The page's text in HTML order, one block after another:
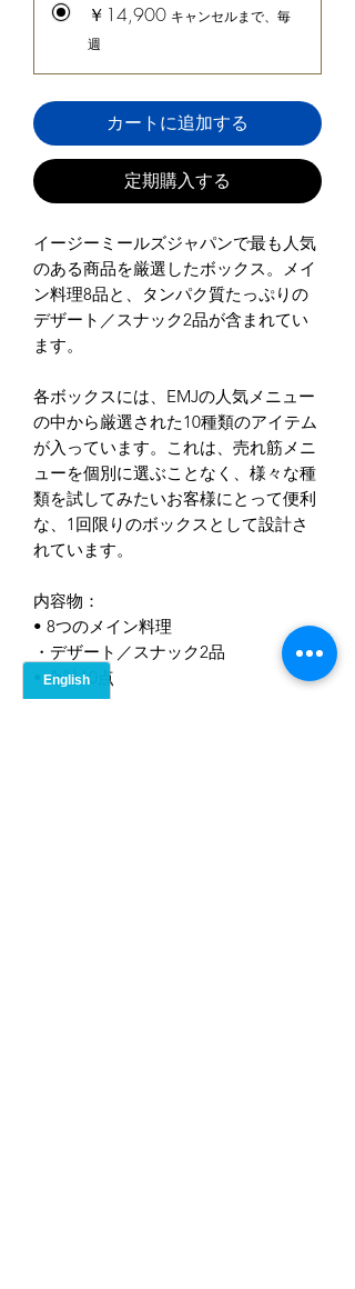
￥14,900 キャンセルまで、毎
週
カートに追加する
定期購入する
イージーミールズジャパンで最も人気
のある商品を厳選したボックス。メイ
ン料理8品と、タンパク質たっぷりの
デザート／スナック2品が含まれてい
ます。
各ボックスには、EMJの人気メニュー
の中から厳選された10種類のアイテム
が入っています。これは、売れ筋メニ
ューを個別に選ぶことなく、様々な種
類を試してみたいお客様にとって便利
な、1回限りのボックスとして設計さ
れています。
内容物：
• 8つのメイン料理
・デザート／スナック2品
• 合計10点